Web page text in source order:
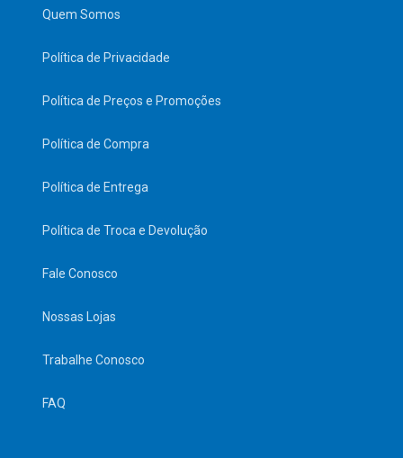
Quem Somos
Política de Privacidade
Política de Preços e Promoções
Política de Compra
Política de Entrega
Política de Troca e Devolução
Fale Conosco
Nossas Lojas
Trabalhe Conosco
FAQ